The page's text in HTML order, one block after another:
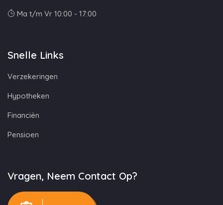
Ma t/m Vr 10:00 - 17:00
Snelle Links
Verzekeringen
Hypotheken
Financiën
Pensioen
Vragen, Neem Contact Op?